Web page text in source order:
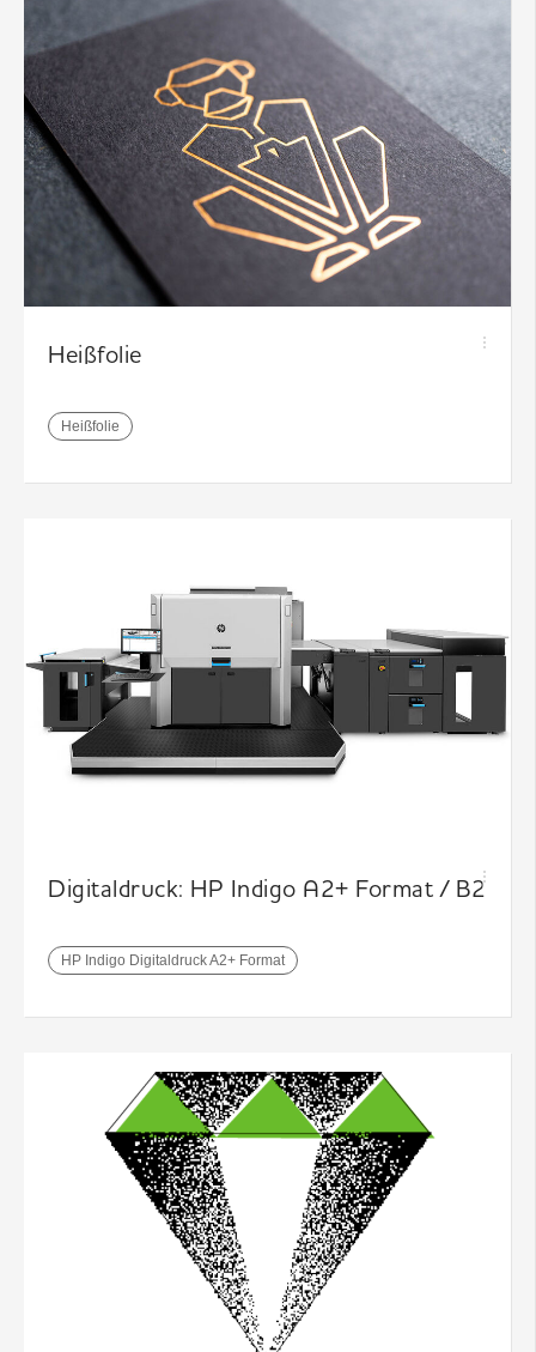
Heißfolie
Heißfolie
Digitaldruck: HP Indigo A2+ Format / B2
HP Indigo Digitaldruck A2+ Format